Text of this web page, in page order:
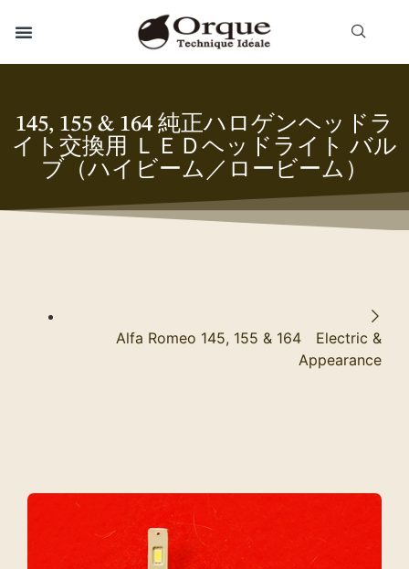
145, 155 & 164 純正ハロゲンヘッドラ
イト交換用 ＬＥＤヘッドライト バル
ブ（ハイビーム／ロービーム）
Alfa Romeo 145, 155 & 164 Electric &
Appearance